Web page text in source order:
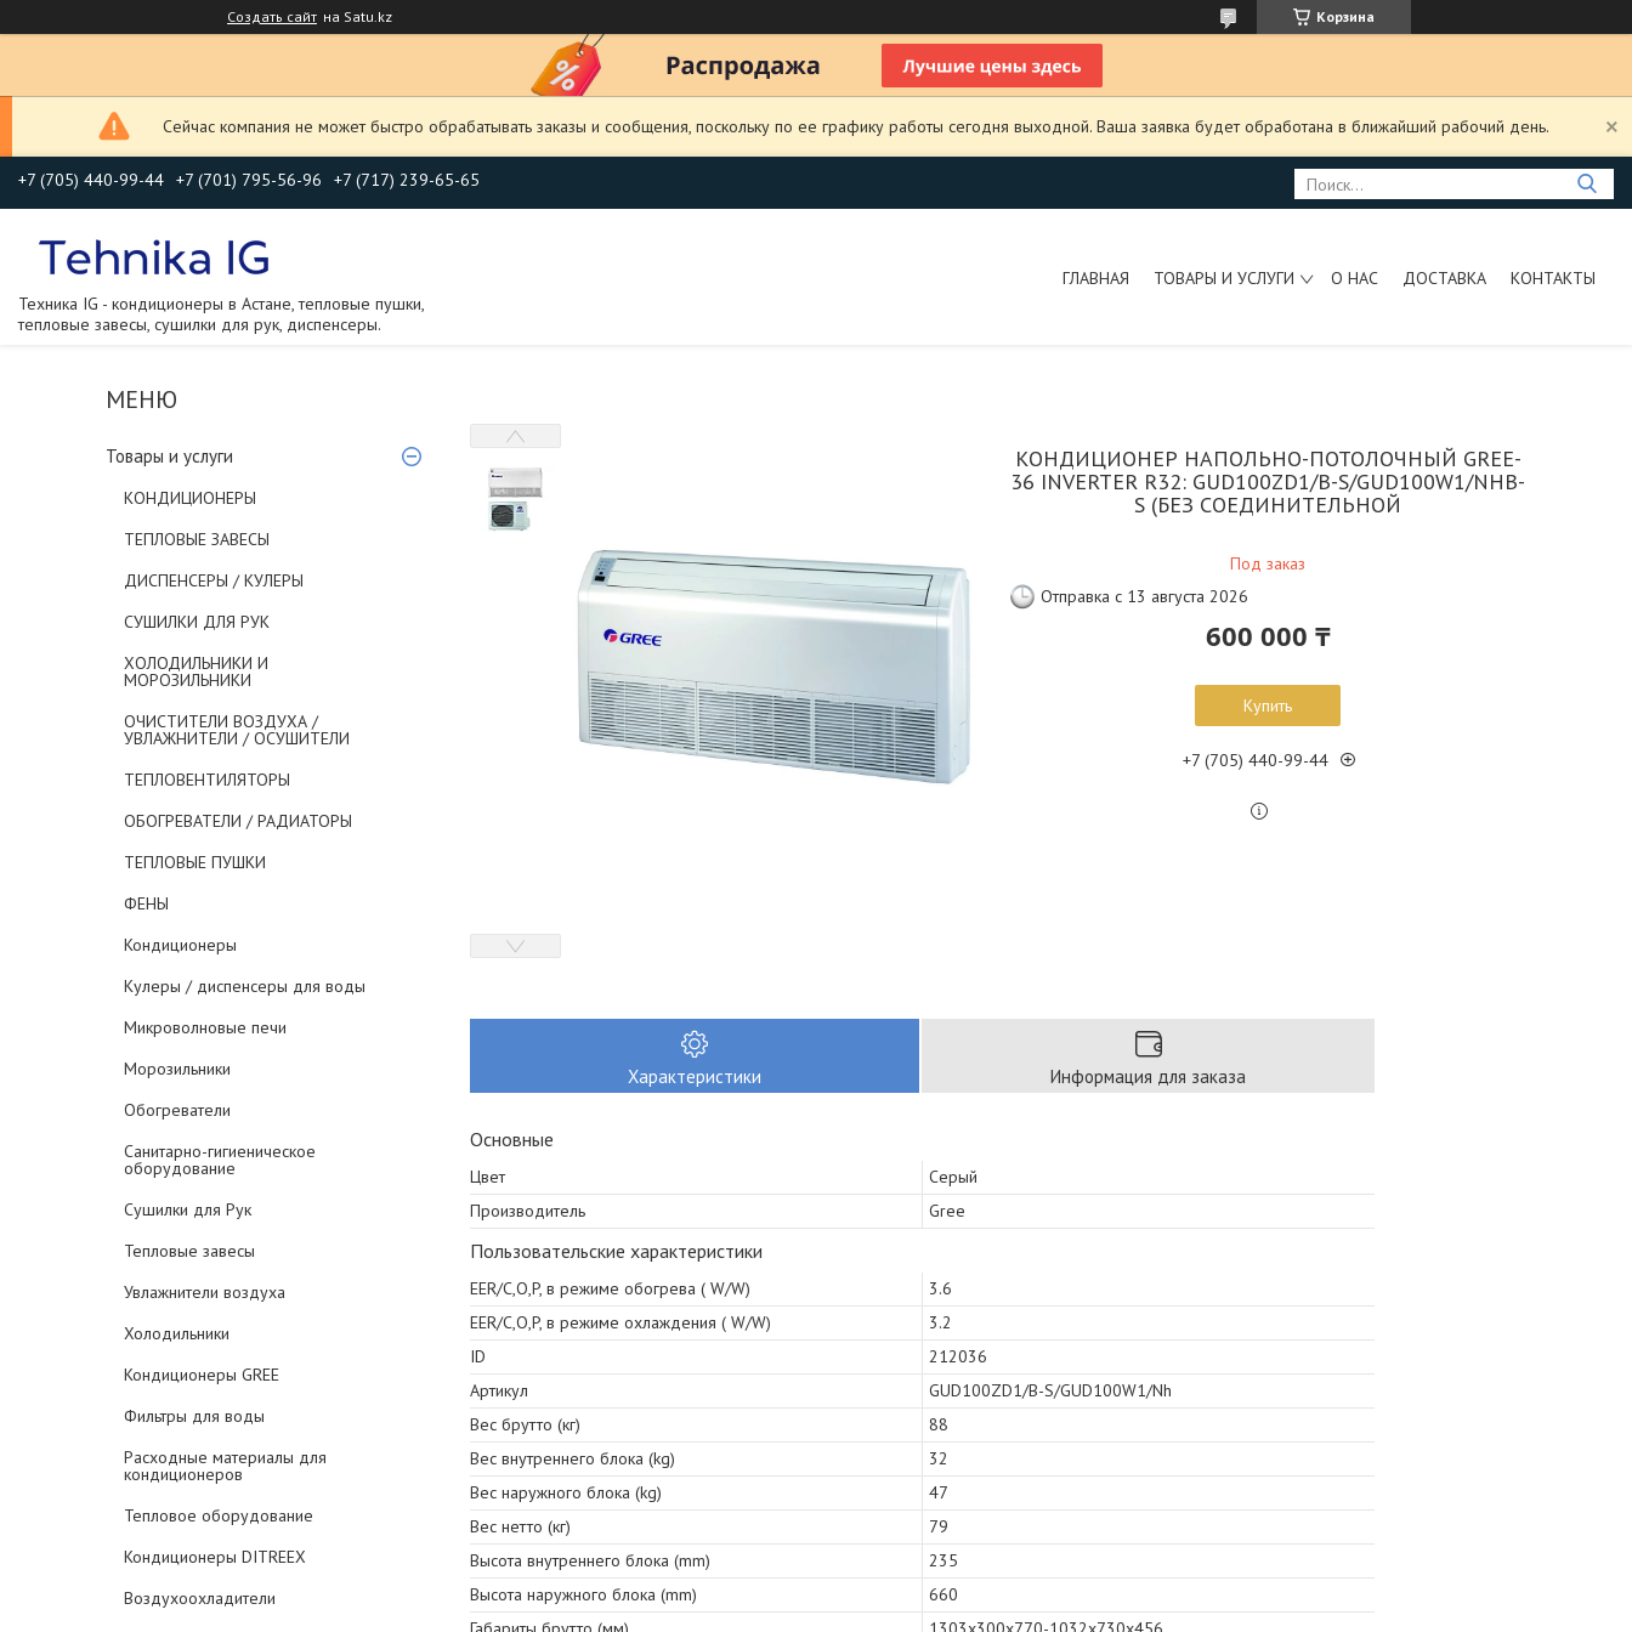
Создать сайт на Satu.kz Корзина
Сейчас компания не может быстро обрабатывать заказы и сообщения, поскольку по ее графику работы сегодня выходной. Ваша заявка будет обработана в ближайший рабочий день.
+7 (705) 440-99-44 +7 (701) 795-56-96 +7 (717) 239-65-65
Техника IG - кондиционеры в Астане, тепловые пушки,
тепловые завесы, сушилки для рук, диспенсеры.
ГЛАВНАЯ ТОВАРЫ И УСЛУГИ О НАС ДОСТАВКА КОНТАКТЫ
Товары и услуги
КОНДИЦИОНЕРЫ
ТЕПЛОВЫЕ ЗАВЕСЫ
ДИСПЕНСЕРЫ / КУЛЕРЫ
СУШИЛКИ ДЛЯ РУК
ХОЛОДИЛЬНИКИ И
МОРОЗИЛЬНИКИ
ОЧИСТИТЕЛИ ВОЗДУХА /
УВЛАЖНИТЕЛИ / ОСУШИТЕЛИ
ТЕПЛОВЕНТИЛЯТОРЫ
ОБОГРЕВАТЕЛИ / РАДИАТОРЫ
ТЕПЛОВЫЕ ПУШКИ
ФЕНЫ
Кондиционеры
Кулеры / диспенсеры для воды
Микроволновые печи
Морозильники
Обогреватели
Санитарно-гигиеническое
оборудование
Сушилки для Рук
Тепловые завесы
Увлажнители воздуха
Холодильники
Кондиционеры GREE
Фильтры для воды
Расходные материалы для
кондиционеров
Тепловое оборудование
Кондиционеры DITREEX
Воздухоохладители
КОНДИЦИОНЕР НАПОЛЬНО-ПОТОЛОЧНЫЙ GREE-
36 INVERTER R32: GUD100ZD1/B-S/GUD100W1/NHB-
S (БЕЗ СОЕДИНИТЕЛЬНОЙ
Под заказ
Отправка с 13 августа 2026
600 000 ₸
Купить
+7 (705) 440-99-44
Характеристики Информация для заказа
Основные
Цвет
Серый
Производитель
Gree
Пользовательские характеристики
EER/C,O,P, в режиме обогрева ( W/W)
3.6
EER/C,O,P, в режиме охлаждения ( W/W)
3.2
ID
212036
Артикул
GUD100ZD1/B-S/GUD100W1/Nh
Вес брутто (кг)
88
Вес внутреннего блока (kg)
32
Вес наружного блока (kg)
47
Вес нетто (кг)
79
Высота внутреннего блока (mm)
235
Высота наружного блока (mm)
660